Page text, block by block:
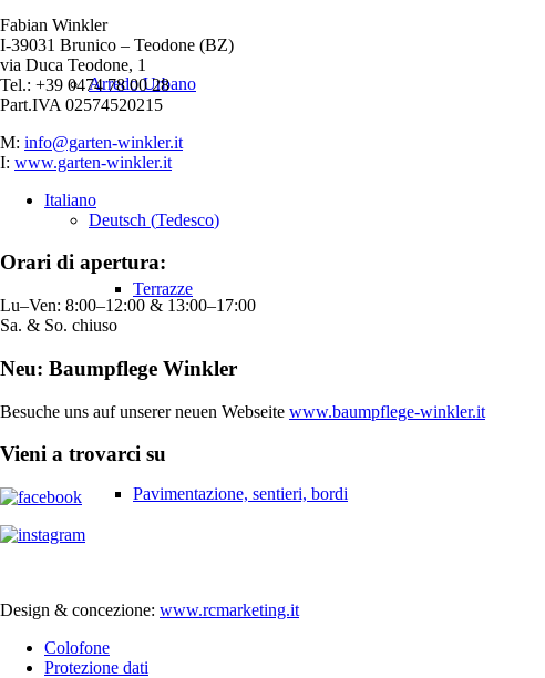
Arredo Urbano
Terrazze
Pavimentazione, sentieri, bordi
Fabian Winkler
I-39031 Brunico – Teodone (BZ)
via Duca Teodone, 1
Tel.: +39 0474 78 00 28
Part.IVA 02574520215
M: info@garten-winkler.it
I: www.garten-winkler.it
Italiano
Deutsch (Tedesco)
Orari di apertura:
Lu–Ven: 8:00–12:00 & 13:00–17:00
Sa. & So. chiuso
Neu: Baumpflege Winkler
Besuche uns auf unserer neuen Webseite www.baumpflege-winkler.it
Vieni a trovarci su
Design & concezione: www.rcmarketing.it
Colofone
Protezione dati